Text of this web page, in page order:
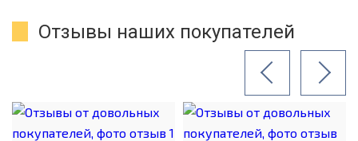
Отзывы наших покупателей